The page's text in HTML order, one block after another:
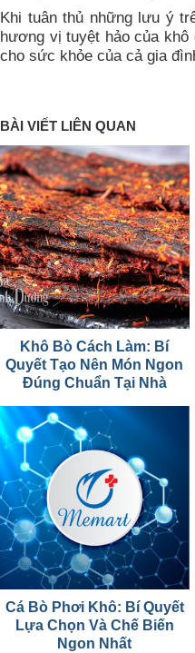
Khi tuân thủ những lưu ý
hương vị tuyệt hảo của khô
cho sức khỏe của cả gia
BÀI VIẾT LIÊN QUAN
Khô Bò Cách Làm: Bí
Quyết Tạo Nên Món Ngon
Đúng Chuẩn Tại Nhà
Cá Bò Phơi Khô: Bí Quyết
Lựa Chọn Và Chế Biến
Ngon Nhất